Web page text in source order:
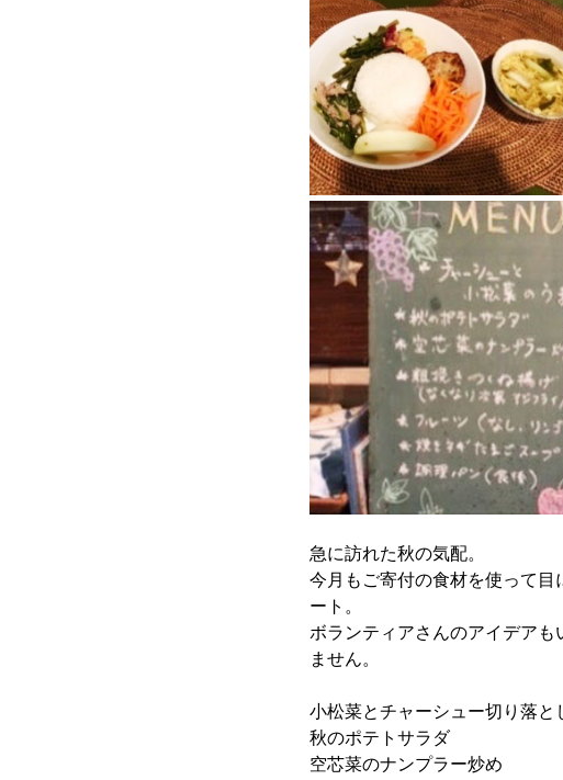
急に訪れた秋の気配。
今月もご寄付の食材を使って
ート。
ボランティアさんのアイデア
ません。
小松菜とチャーシュー切り落と
秋のポテトサラダ
空芯菜のナンプラー炒め